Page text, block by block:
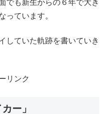
でも新生からの６年で大き
っています。
していた軌跡を書いていき
リンク
ー」